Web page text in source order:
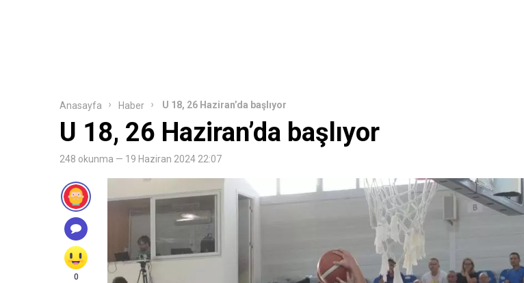
Anasayfa Haber U 18, 26 Haziran’da başlıyor
U 18, 26 Haziran’da başlıyor
248 okunma — 19 Haziran 2024 22:07
0